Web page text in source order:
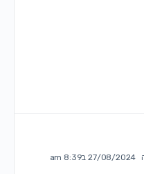
27/08/2024 ב8:39 am